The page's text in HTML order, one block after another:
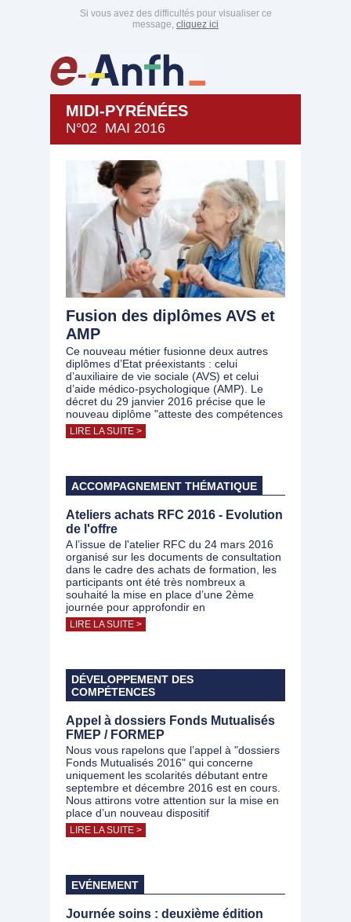
Si vous avez des difficultés pour visualiser ce
message, cliquez ici
MIDI-PYRÉNÉES
N°02 MAI 2016
Fusion des diplômes AVS et
AMP
Ce nouveau métier fusionne deux autres
diplômes d’Etat préexistants : celui
d’auxiliaire de vie sociale (AVS) et celui
d’aide médico-psychologique (AMP). Le
décret du 29 janvier 2016 précise que le
nouveau diplôme "atteste des compétences
LIRE LA SUITE >
ACCOMPAGNEMENT THÉMATIQUE
Ateliers achats RFC 2016 - Evolution
de l'offre
A l’issue de l'atelier RFC du 24 mars 2016
organisé sur les documents de consultation
dans le cadre des achats de formation, les
participants ont été très nombreux a
souhaité la mise en place d’une 2ème
journée pour approfondir en
LIRE LA SUITE >
DÉVELOPPEMENT DES
COMPÉTENCES
Appel à dossiers Fonds Mutualisés
FMEP / FORMEP
Nous vous rapelons que l’appel à "dossiers
Fonds Mutualisés 2016" qui concerne
uniquement les scolarités débutant entre
septembre et décembre 2016 est en cours.
Nous attirons votre attention sur la mise en
place d’un nouveau dispositif
LIRE LA SUITE >
EVÉNEMENT
Journée soins : deuxième édition